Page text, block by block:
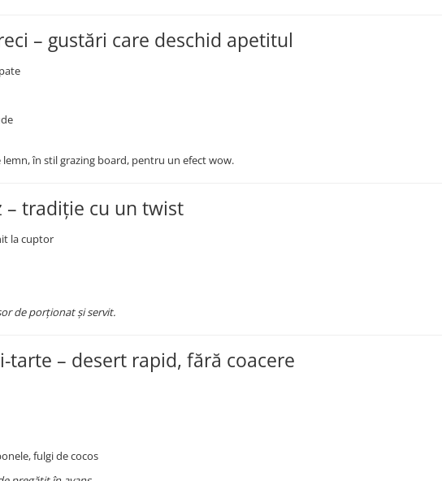
– gustări care deschid apetitul
în stil grazing board, pentru un efect wow.
– tradiție cu un twist
la cuptor
de porționat și servit.
tarte – desert rapid, fără coacere
fulgi de cocos